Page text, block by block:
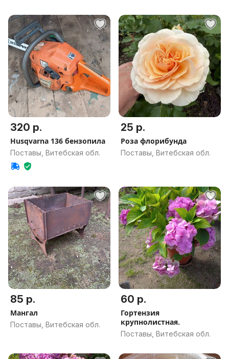
320 р.
Husqvarna 136 бензопила
Поставы, Витебская обл.
25 р.
Роза флорибунда
Поставы, Витебская обл.
85 р.
Мангал
Поставы, Витебская обл.
60 р.
Гортензия
крупнолистная.
Поставы, Витебская обл.